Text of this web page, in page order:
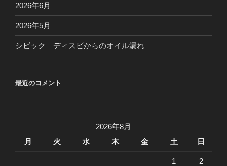
2026年6月
2026年5月
シビック ディスビからのオイル漏れ
最近のコメント
2026年8月
月
火 水 木 金 土 日
1 2